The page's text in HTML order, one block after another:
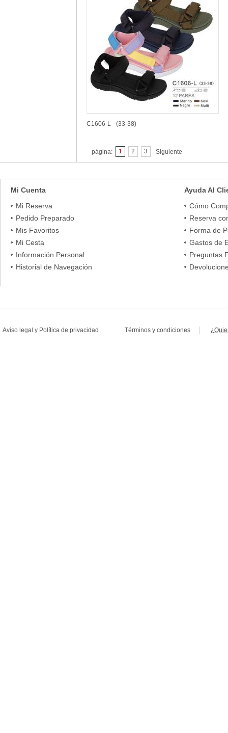
C1606-L - (33-38)
página: 1 2 3 Siguiente
Mi Cuenta
Mi Reserva
Pedido Preparado
Mis Favoritos
Mi Cesta
Información Personal
Historial de Navegación
Ayuda Al
Cómo
Reserva
Forma de
Gastos de
Preguntas
Aviso legal y Política de privacidad Términos y condiciones